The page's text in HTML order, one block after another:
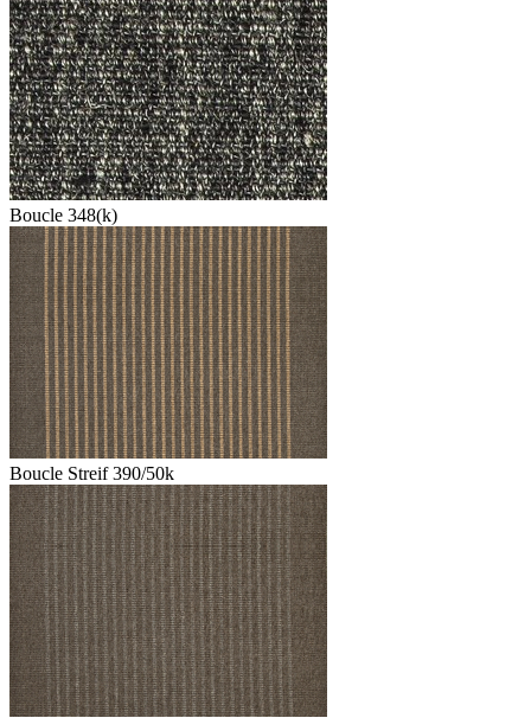
Boucle 348(k)
Boucle Streif 390/50k